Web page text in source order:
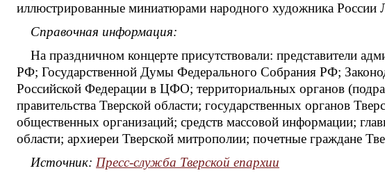
иллюстрированные миниатюрами народного художника
Справочная информация:
На праздничном концерте присутствовали: представители
РФ; Государственной Думы Федерального Собрания РФ;
Российской Федерации в ЦФО; территориальных органов
правительства Тверской области; государственных органов
общественных организаций; средств массовой информации;
области; архиереи Тверской митрополии; почетные граждане
Источник: Пресс-служба Тверской епархии